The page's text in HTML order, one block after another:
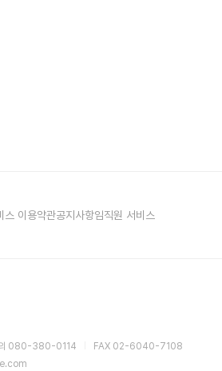
의 080-380-0114
FAX 02-6040-7108
스 이용약관공지사항임직원 서비스